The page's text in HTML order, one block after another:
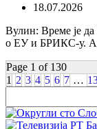
18.07.2026
Вулин: Време је
о ЕУ и БРИКС-у.
Page 1 of 130
1 2 3 4 5 6 7 …